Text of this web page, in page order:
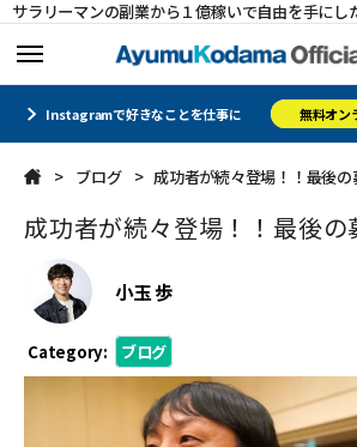
サラリーマンの副業から１億稼いで自由を手にし
ホーム
メルマガ
コミュニティ
オフィシャルサイト
会社概要
ホーム
メルマガ
コミュニティ
オフィシャルサイト
会社概要
Instagramで好きなことを仕事に 無料オン
ブログ 成功者が続々登場！！最後の
成功者が続々登場！！最後の
小玉 歩
Category: ブログ